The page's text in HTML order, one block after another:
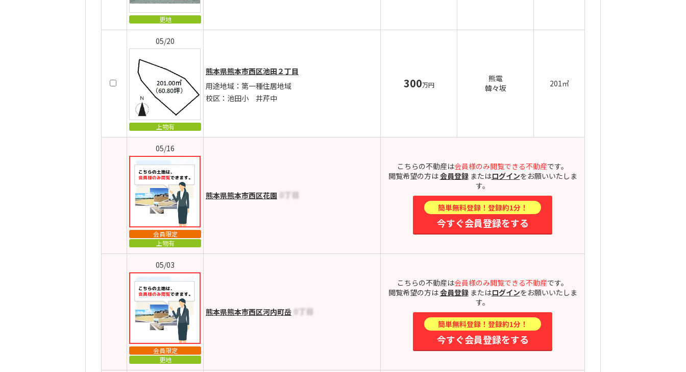
更地
05/20
上物有
熊本県熊本市西区池田２丁目
用途地域：第一種住居地域
校区：池田小 井芹中
300万円
熊電
韓々坂
201㎡
05/16
会員限定
上物有
熊本県熊本市西区花園
こちらの不動産は会員様のみ閲覧できる不動産です。
閲覧希望の方は会員登録またはログインをお願いいたしま
す。
簡単無料登録！登録約1分！
今すぐ会員登録をする
05/03
会員限定
更地
熊本県熊本市西区河内町岳
こちらの不動産は会員様のみ閲覧できる不動産です。
閲覧希望の方は会員登録またはログインをお願いいたしま
す。
簡単無料登録！登録約1分！
今すぐ会員登録をする